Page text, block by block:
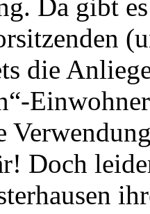
Da gibt
die
Doch